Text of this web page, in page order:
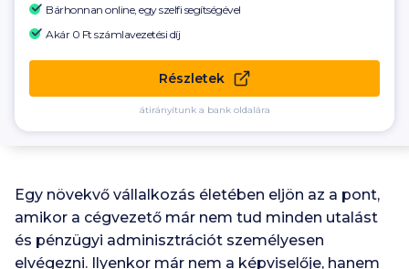
Bárhonnan online, egy szelfi segítségével
Akár 0 Ft számlavezetési díj
Részletek
átirányítunk a bank oldalára
Egy növekvő vállalkozás életében eljön az a pont,
amikor a cégvezető már nem tud minden utalást
és pénzügyi adminisztrációt személyesen
elvégezni. Ilyenkor már nem a képviselője, hanem